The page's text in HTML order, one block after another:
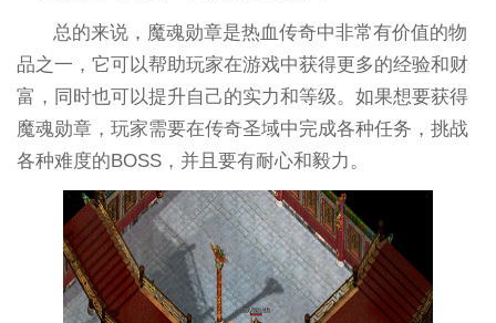
总的来说，魔魂勋章是热血传奇中非常有价值的物
品之一，它可以帮助玩家在游戏中获得更多的经验和财
富，同时也可以提升自己的实力和等级。如果想要获得
魔魂勋章，玩家需要在传奇圣域中完成各种任务，挑战
各种难度的BOSS，并且要有耐心和毅力。